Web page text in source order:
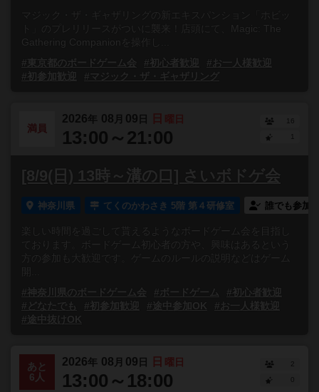
マジック・ザ・ギャザリングの新エキスパンション「ホビッ
ト」のプレリリースがついに襲来！店頭にて、Magic: The
Gathering Companionを操作し...
#東京都のボードゲーム会
#初心者歓迎
#お一人様歓迎
#初参加歓迎
#マジック・ザ・ギャザリング
満員
2026年 08 月 09 日 日 曜日
13:00～21:00
16
1
[8/9(日) 13時～溝の口] さいボドゲ会
神奈川県 てくのかわさき 5階 第４研修室 誰でも参加
楽しい時間を過ごして貰えるようなボードゲーム会を目指し
ております。ボードゲーム初心者の方や、興味はあるという
方の参加も大歓迎です。ゲームのルールの説明などはゲーム
#神奈川県のボードゲーム会
#ボードゲーム
#初心者歓迎
#どなたでも
#初参加歓迎 #途中参加OK
#お一人様歓迎
#途中抜けOK
あと
6人
2026年 08 月 09 日 日 曜日
13:00～18:00
2